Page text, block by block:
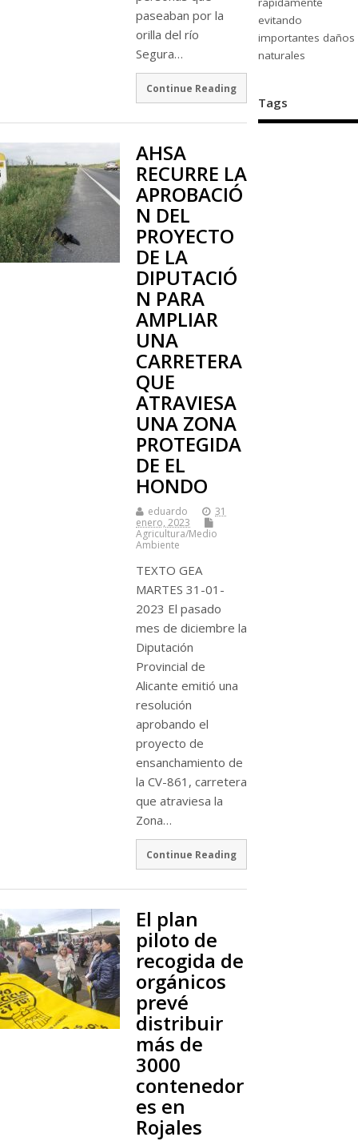
paseaban por la
orilla del río
Segura…
Continue Reading
AHSA
RECURRE LA
APROBACIÓ
N DEL
PROYECTO
DE LA
DIPUTACIÓ
N PARA
AMPLIAR
UNA
CARRETERA
QUE
ATRAVIESA
UNA ZONA
PROTEGIDA
DE EL
HONDO
eduardo
31
enero, 2023
Agricultura/Medio
Ambiente
TEXTO GEA
MARTES 31-01-
2023 El pasado
mes de diciembre la
Diputación
Provincial de
Alicante emitió una
resolución
aprobando el
proyecto de
ensanchamiento de
la CV-861, carretera
que atraviesa la
Zona…
Continue Reading
El plan
piloto de
recogida de
orgánicos
prevé
distribuir
más de
3000
contenedor
es en
Rojales
evitando
importantes daños
naturales
Tags